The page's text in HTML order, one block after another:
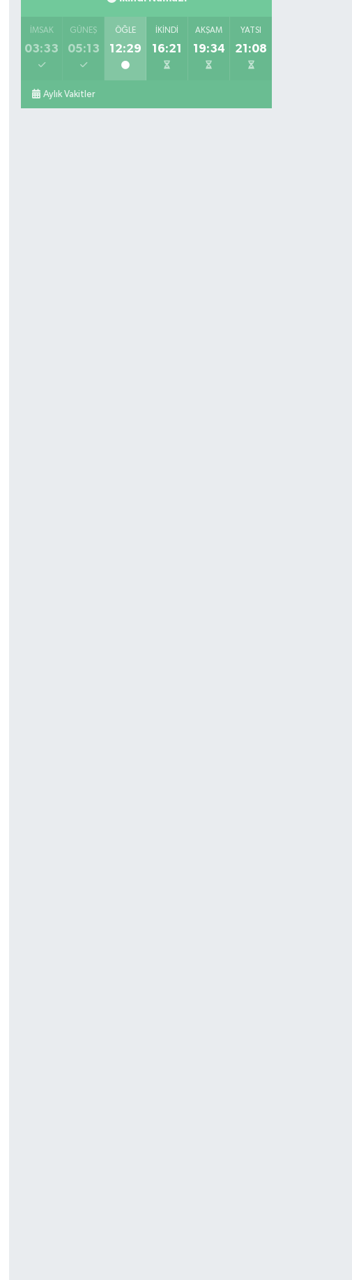
İMSAK
03:33
GÜNEŞ
05:13
ÖĞLE
12:29
İKINDI
16:21
AKŞAM
19:34
YATSI
21:08
Aylık Vakitler